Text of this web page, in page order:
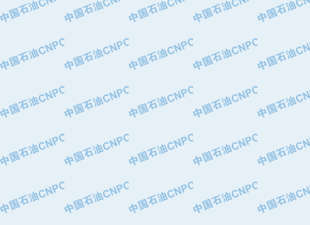
·上海赛科石油化工有限责任公司
·上海高桥石化
·中国石化扬子石油化工股份有限公司
·中国石化长岭炼化公司
·中国石油长庆油田分公司
·山东墨龙石油机械股份有限公司
·大庆油田物资集团
·南阳防爆集团有限公司
·乳山市力久特种电机有限公司